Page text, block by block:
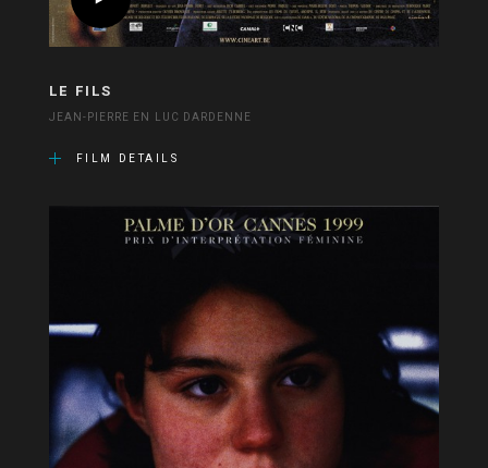
LE FILS
JEAN-PIERRE EN LUC DARDENNE
FILM DETAILS